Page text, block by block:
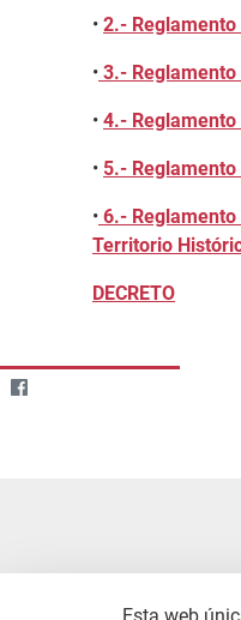
• 2.-
• 3.-
• 4.-
• 5.-
• 6.-
Territorio
DECRETO